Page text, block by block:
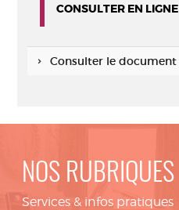
CONSULTER EN LIGNE
Consulter le document
NOS RUBRIQUES
Services & infos pratiques